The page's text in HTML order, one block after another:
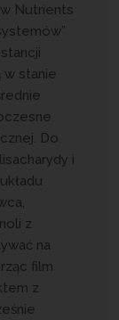
Nutrients
w stanie
Do
i
z
na
film
z